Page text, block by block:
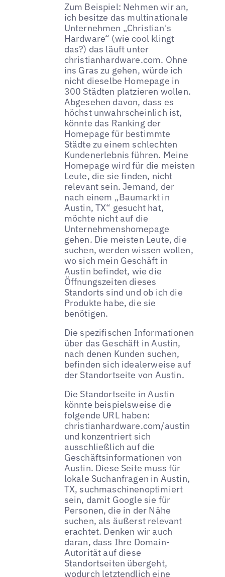
Zum Beispiel: Nehmen wir an,
ich besitze das multinationale
Unternehmen „Christian's
Hardware“ (wie cool klingt
das?) das läuft unter
christianhardware.com. Ohne
ins Gras zu gehen, würde ich
nicht dieselbe Homepage in
300 Städten platzieren wollen.
Abgesehen davon, dass es
höchst unwahrscheinlich ist,
könnte das Ranking der
Homepage für bestimmte
Städte zu einem schlechten
Kundenerlebnis führen. Meine
Homepage wird für die meisten
Leute, die sie finden, nicht
relevant sein. Jemand, der
nach einem „Baumarkt in
Austin, TX“ gesucht hat,
möchte nicht auf die
Unternehmenshomepage
gehen. Die meisten Leute, die
suchen, werden wissen wollen,
wo sich mein Geschäft in
Austin befindet, wie die
Öffnungszeiten dieses
Standorts sind und ob ich die
Produkte habe, die sie
benötigen.
Die spezifischen Informationen
über das Geschäft in Austin,
nach denen Kunden suchen,
befinden sich idealerweise auf
der Standortseite von Austin.
Die Standortseite in Austin
könnte beispielsweise die
folgende URL haben:
christianhardware.com/austin
und konzentriert sich
ausschließlich auf die
Geschäftsinformationen von
Austin. Diese Seite muss für
lokale Suchanfragen in Austin,
TX, suchmaschinenoptimiert
sein, damit Google sie für
Personen, die in der Nähe
suchen, als äußerst relevant
erachtet. Denken wir auch
daran, dass Ihre Domain-
Autorität auf diese
Standortseiten übergeht,
wodurch letztendlich eine